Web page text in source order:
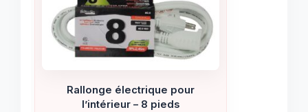
Rallonge électrique pour
l’intérieur – 8 pieds